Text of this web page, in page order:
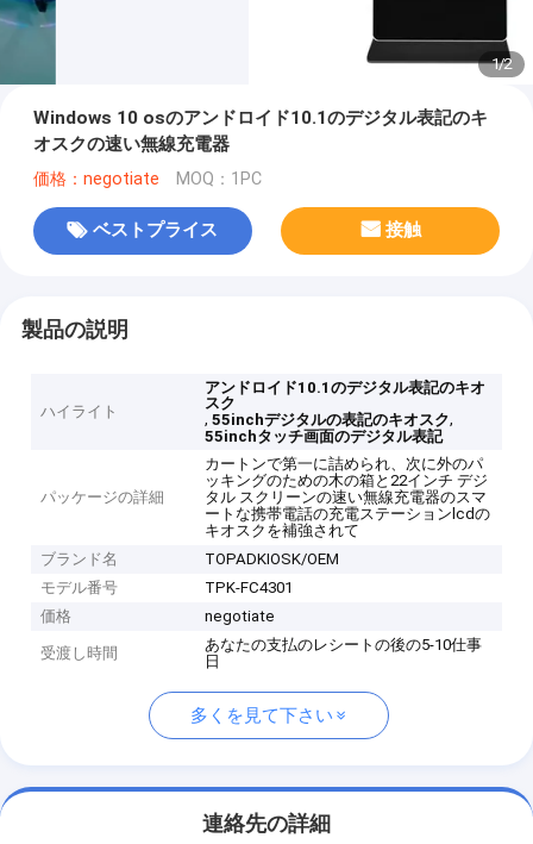
1/2
Windows 10 osのアンドロイド10.1のデジタル表記のキ
オスクの速い無線充電器
価格：negotiate MOQ：1PC
ベストプライス 接触
製品の説明
ハイライト
アンドロイド10.1のデジタル表記のキオ
スク
,55inchデジタルの表記のキオスク,
55inchタッチ画面のデジタル表記
パッケージの詳細
カートンで第一に詰められ、次に外のパ
ッキングのための木の箱と22インチ デジ
タル スクリーンの速い無線充電器のスマ
ートな携帯電話の充電ステーションlcdの
キオスクを補強されて
ブランド名
TOPADKIOSK/OEM
モデル番号
TPK-FC4301
価格
negotiate
受渡し時間
あなたの支払のレシートの後の5-10仕事
日
多くを見て下さい
連絡先の詳細